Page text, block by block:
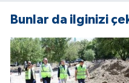
Bunlar da ilginizi
ÜLKE GÜNDEMİ
YAŞAM